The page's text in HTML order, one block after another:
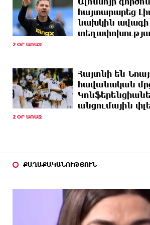
9 ԺԱՄ
ԱՌԱՋ
Ռուսական ԱԹՍ-ներ արտադրող
ղեկավարի դեմ մահափորձ է
ուսանողական օլիմպիադայում
9 ԺԱՄ
ԱՌԱՋ
Հայրենիքի զգացողությունը
պետք է լինի ոչ թե թշնամության,
բարեկամության հիմքը. Էդգար
10 ԺԱՄ
Սալահը կարիերան կշարունակի
ԱՌԱՋ
Երևանում. բացահայտվել է
հանցավոր խումբը
Նոր հաղորդագրություն՝
հայտարարեց
նախկին ավագի
2 ՕՐ ԱՌԱՋ
Հայտնի են
հավանական
անցումային
2 ՕՐ ԱՌԱՋ
ՔԱՂԱՔԱԿԱՆՈՒԹՅՈՒՆ